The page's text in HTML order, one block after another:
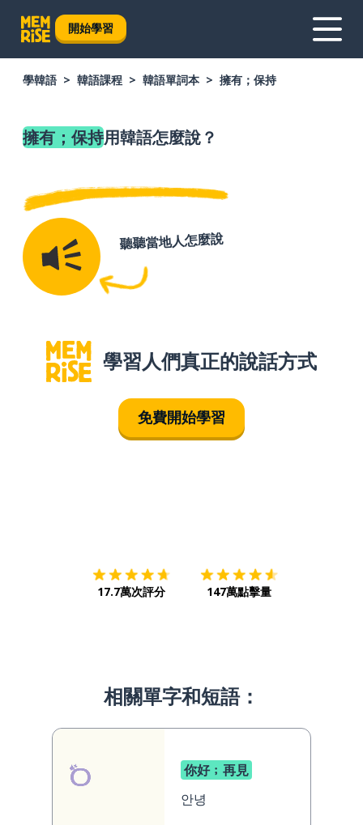
開始學習
學韓語 韓語課程 韓語單詞本 擁有；保持
擁有；保持用韓語怎麼說？
聽聽當地人怎麼說
學習人們真正的說話方式
免費開始學習
17.7萬次評分 147萬點擊量
相關單字和短語：
你好﹔再見
안녕